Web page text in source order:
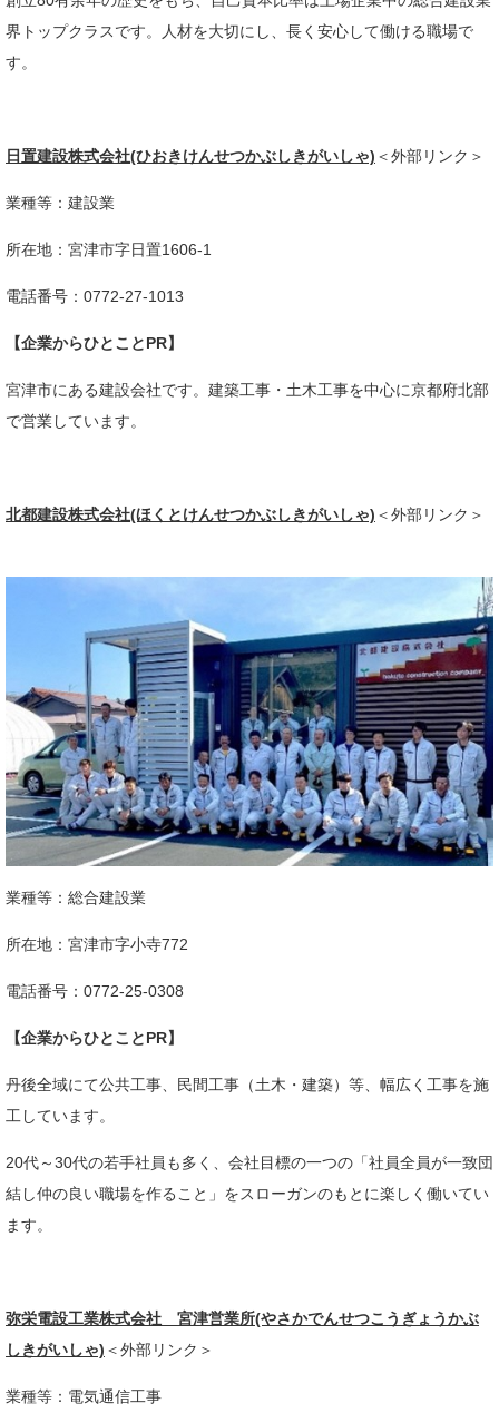
界トップクラスです。人材を大切にし、長く安心して働ける職場で
す。
日置建設株式会社(ひおきけんせつかぶしきがいしゃ) ＜外部リンク＞
業種等：建設業
所在地：宮津市字日置1606-1
電話番号：0772-27-1013
【企業からひとことPR】
宮津市にある建設会社です。建築工事・土木工事を中心に京都府北部
で営業しています。
北都建設株式会社(ほくとけんせつかぶしきがいしゃ) ＜外部リンク＞
業種等：総合建設業
所在地：​宮津市字小寺772
電話番号：0772-25-0308
【企業からひとことPR】
丹後全域にて公共工事、民間工事（土木・建築）等、幅広く工事を施
工しています。
20代～30代の若手社員も多く、会社目標の一つの「社員全員が一致団
結し仲の良い職場を作ること」をスローガンのもとに楽しく働いてい
ます。
弥栄電設工業株式会社 宮津営業所(やさかでんせつこうぎょうかぶ
しきがいしゃ) ＜外部リンク＞
業種等：電気通信工事​